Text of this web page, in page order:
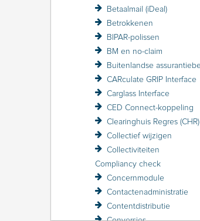
Betaalmail (iDeal)
Betrokkenen
BIPAR-polissen
BM en no-claim
CARculate GRIP Interface
Carglass Interface
CED Connect-koppeling
Clearinghuis Regres (CHR)
Collectief wijzigen
Collectiviteiten
Compliancy check
Concernmodule
Contactenadministratie
Contentdistributie